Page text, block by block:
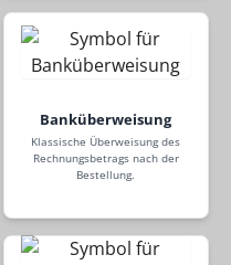
Banküberweisung
Klassische Überweisung des
Rechnungsbetrags nach der
Bestellung.